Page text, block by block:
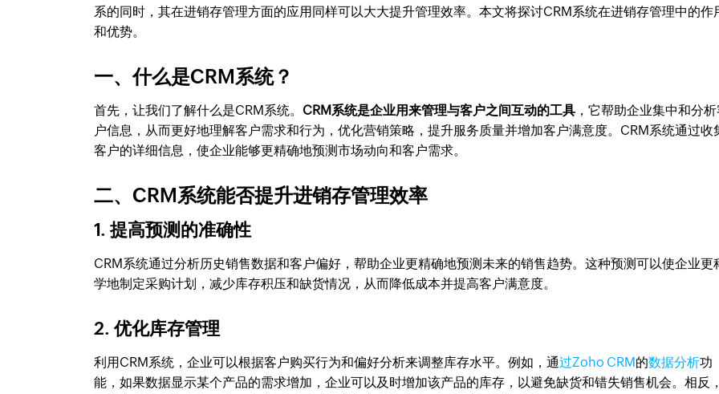
系的同时，其在进销存管理方面的应用同样可以大大提升管理效率。本文将探讨CRM系统在进销存管理中的作
和优势。
一、什么是CRM系统？
首先，让我们了解什么是CRM系统。 CRM系统是企业用来管理与客户之间互动的工具 ，它帮助企业集中和分
户信息，从而更好地理解客户需求和行为，优化营销策略，提升服务质量并增加客户满意度。CRM系统通过收
客户的详细信息，使企业能够更精确地预测市场动向和客户需求。
二、CRM系统能否提升进销存管理效率
1. 提高预测的准确性
CRM系统通过分析历史销售数据和客户偏好，帮助企业更精确地预测未来的销售趋势。这种预测可以使企业更
学地制定采购计划，减少库存积压和缺货情况，从而降低成本并提高客户满意度。
2. 优化库存管理
利用CRM系统，企业可以根据客户购买行为和偏好分析来调整库存水平。例如，通过Zoho CRM的数据分析功
能，如果数据显示某个产品的需求增加，企业可以及时增加该产品的库存，以避免缺货和错失销售机会。相反